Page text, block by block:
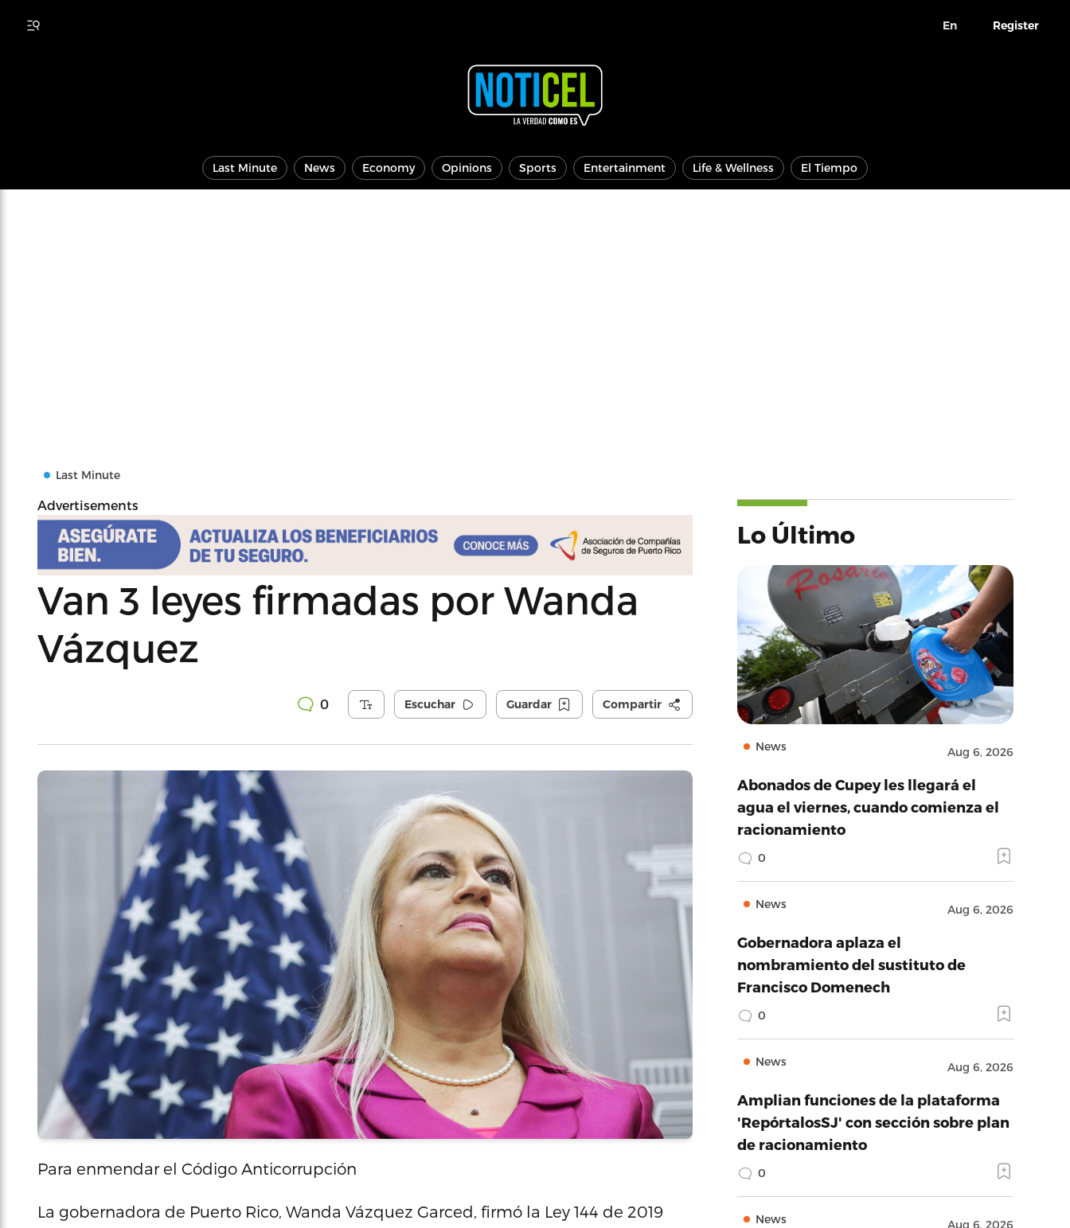
En Register
Last Minute News Economy Opinions Sports Entertainment Life & Wellness El Tiempo
Last Minute
Advertisements
Van 3 leyes firmadas por Wanda
Vázquez
0 Escuchar Guardar Compartir
Para enmendar el Código Anticorrupción
La gobernadora de Puerto Rico, Wanda Vázquez Garced, firmó la Ley 144 de 2019
Lo Último
News Aug 6, 2026
Abonados de Cupey les llegará el
agua el viernes, cuando comienza el
racionamiento
0
News Aug 6, 2026
Gobernadora aplaza el
nombramiento del sustituto de
Francisco Domenech
0
News Aug 6, 2026
Amplian funciones de la plataforma
'RepórtalosSJ' con sección sobre plan
de racionamiento
0
News Aug 6, 2026